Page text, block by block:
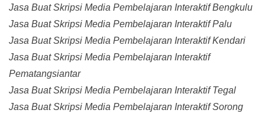
Jasa Buat Skripsi Media Pembelajaran Interaktif Bengkulu
Jasa Buat Skripsi Media Pembelajaran Interaktif Palu
Jasa Buat Skripsi Media Pembelajaran Interaktif Kendari
Jasa Buat Skripsi Media Pembelajaran Interaktif
Pematangsiantar
Jasa Buat Skripsi Media Pembelajaran Interaktif Tegal
Jasa Buat Skripsi Media Pembelajaran Interaktif Sorong